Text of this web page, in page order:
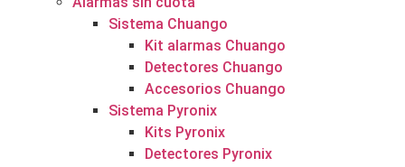
Sistema Chuango
Kit alarmas Chuango
Detectores Chuango
Accesorios Chuango
Sistema Pyronix
Kits Pyronix
Detectores Pyronix